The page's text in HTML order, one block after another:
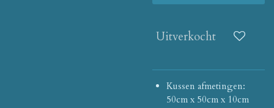
Uitverkocht
Kussen afmetingen:
50cm x 50cm x 10cm